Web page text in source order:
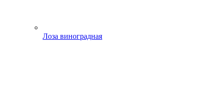
Лоза виноградная